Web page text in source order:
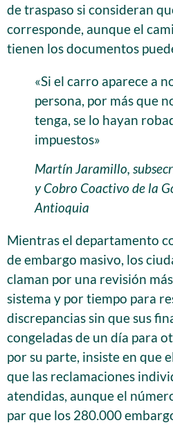
de traspaso si consideran
corresponde, aunque el
tienen los documentos
«Si el carro aparece a
persona, por más que
tenga, se lo hayan
impuestos»
Martín Jaramillo,
y Cobro Coactivo de la
Antioquia
Mientras el departamento
de embargo masivo, los
claman por una revisión
sistema y por tiempo para
discrepancias sin que sus
congeladas de un día para
por su parte, insiste en que
que las reclamaciones
atendidas, aunque el
par que los 280.000